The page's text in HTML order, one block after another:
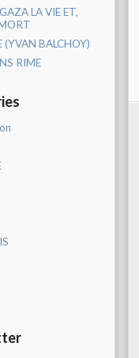
LA VIE ET,
(YVAN BALCHOY)
RIME